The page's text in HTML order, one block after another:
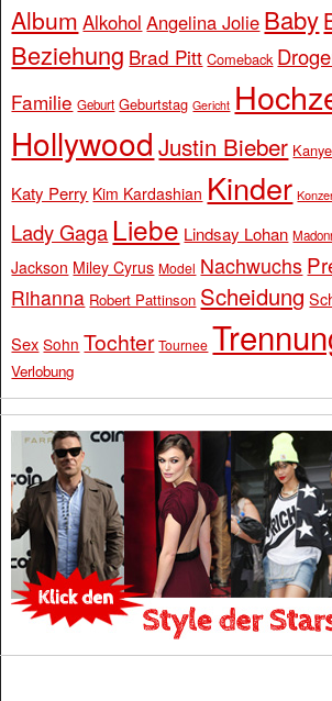
Album Alkohol Angelina Jolie Baby
Beziehung Brad Pitt Comeback
Familie Geburt Geburtstag Gericht
Hollywood Justin Bieber
Katy Perry Kim Kardashian Kinder
Lady Gaga Liebe Lindsay Lohan
Jackson Miley Cyrus Model Nachwuchs
Rihanna Robert Pattinson Scheidung
Sex Sohn Tochter Tournee
Verlobung